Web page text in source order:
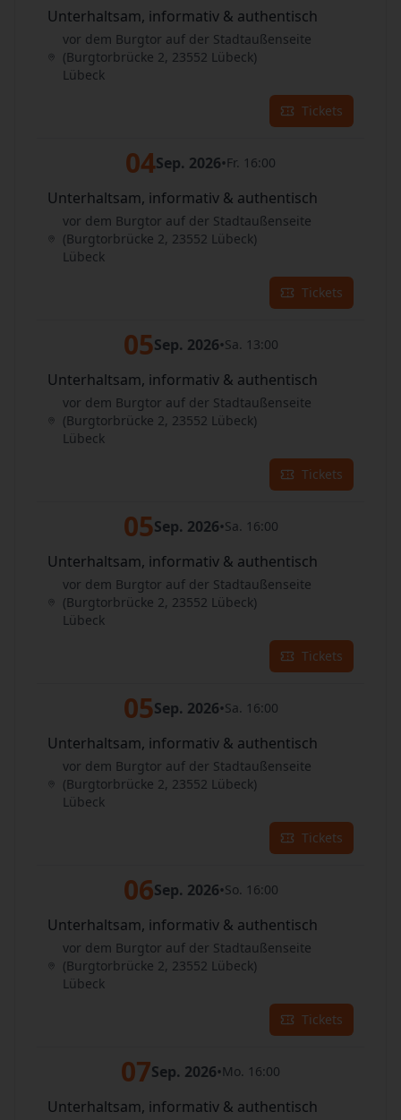
Unterhaltsam, informativ & authentisch
vor dem Burgtor auf der Stadtaußenseite
(Burgtorbrücke 2, 23552 Lübeck)
Lübeck
Tickets
04Sep. 2026•Fr. 16:00
Unterhaltsam, informativ & authentisch
vor dem Burgtor auf der Stadtaußenseite
(Burgtorbrücke 2, 23552 Lübeck)
Lübeck
Tickets
05Sep. 2026•Sa. 13:00
Unterhaltsam, informativ & authentisch
vor dem Burgtor auf der Stadtaußenseite
(Burgtorbrücke 2, 23552 Lübeck)
Lübeck
Tickets
05Sep. 2026•Sa. 16:00
Unterhaltsam, informativ & authentisch
vor dem Burgtor auf der Stadtaußenseite
(Burgtorbrücke 2, 23552 Lübeck)
Lübeck
Tickets
05Sep. 2026•Sa. 16:00
Unterhaltsam, informativ & authentisch
vor dem Burgtor auf der Stadtaußenseite
(Burgtorbrücke 2, 23552 Lübeck)
Lübeck
Tickets
06Sep. 2026•So. 16:00
Unterhaltsam, informativ & authentisch
vor dem Burgtor auf der Stadtaußenseite
(Burgtorbrücke 2, 23552 Lübeck)
Lübeck
Tickets
07Sep. 2026•Mo. 16:00
Unterhaltsam, informativ & authentisch